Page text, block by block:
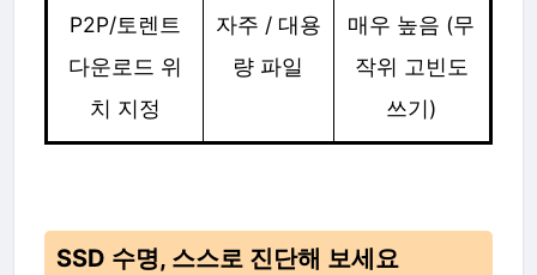
P2P/토렌트
다운로드 위
치 지정
자주 / 대용
량 파일
매우 높음 (무
작위 고빈도
쓰기)
SSD 수명, 스스로 진단해 보세요